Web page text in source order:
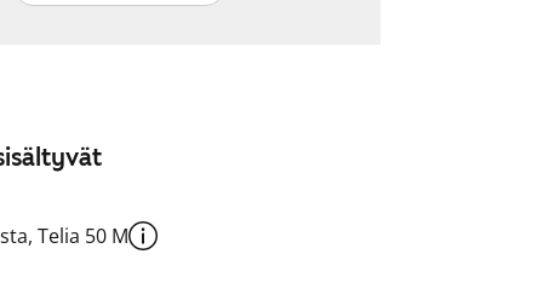
Telia 50 M